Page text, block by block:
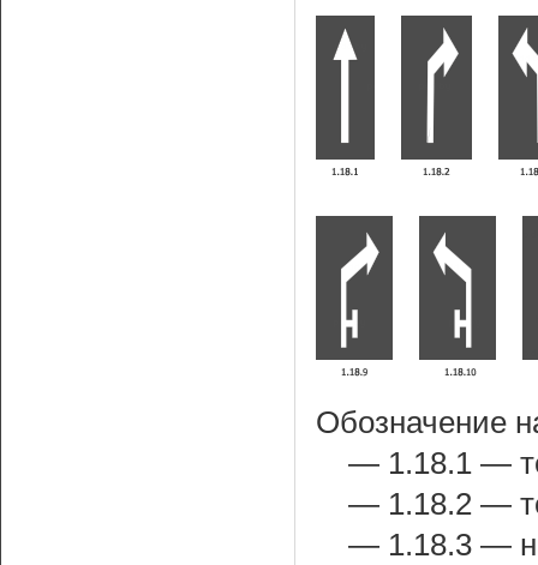
Обозначение
— 1.18.1 —
— 1.18.2 —
— 1.18.3 —